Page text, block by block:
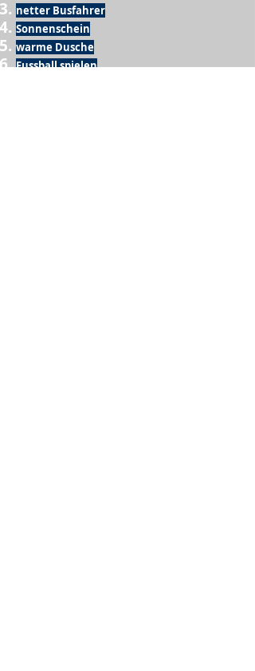
netter Busfahrer
Sonnenschein
warme Dusche
Fussball spielen